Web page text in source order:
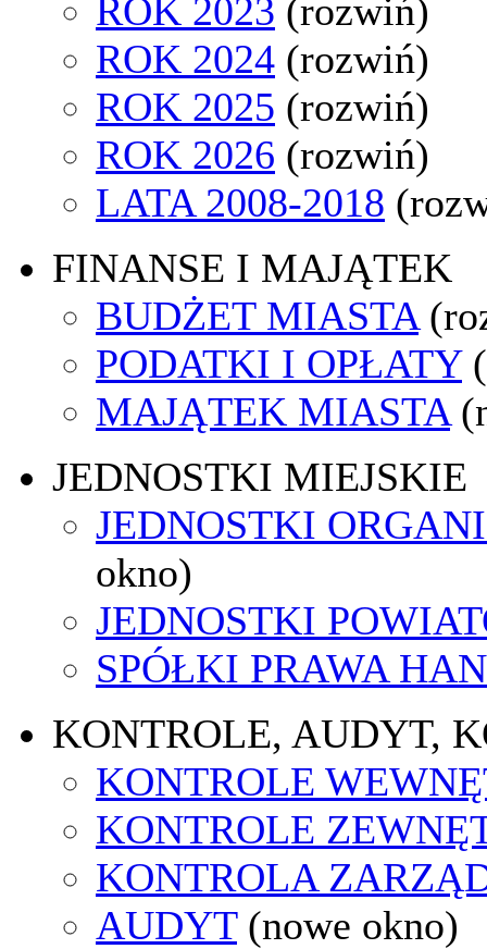
ROK 2023 (rozwiń)
ROK 2024 (rozwiń)
ROK 2025 (rozwiń)
ROK 2026 (rozwiń)
LATA 2008-2018
FINANSE I MAJĄTEK
BUDŻET MIASTA
PODATKI I OPŁATY
MAJĄTEK MIASTA
JEDNOSTKI MIEJSKIE
JEDNOSTKI
okno)
JEDNOSTKI
SPÓŁKI PRAWA
KONTROLE, AUDYT,
KONTROLE
KONTROLE
KONTROLA
AUDYT (nowe okno)